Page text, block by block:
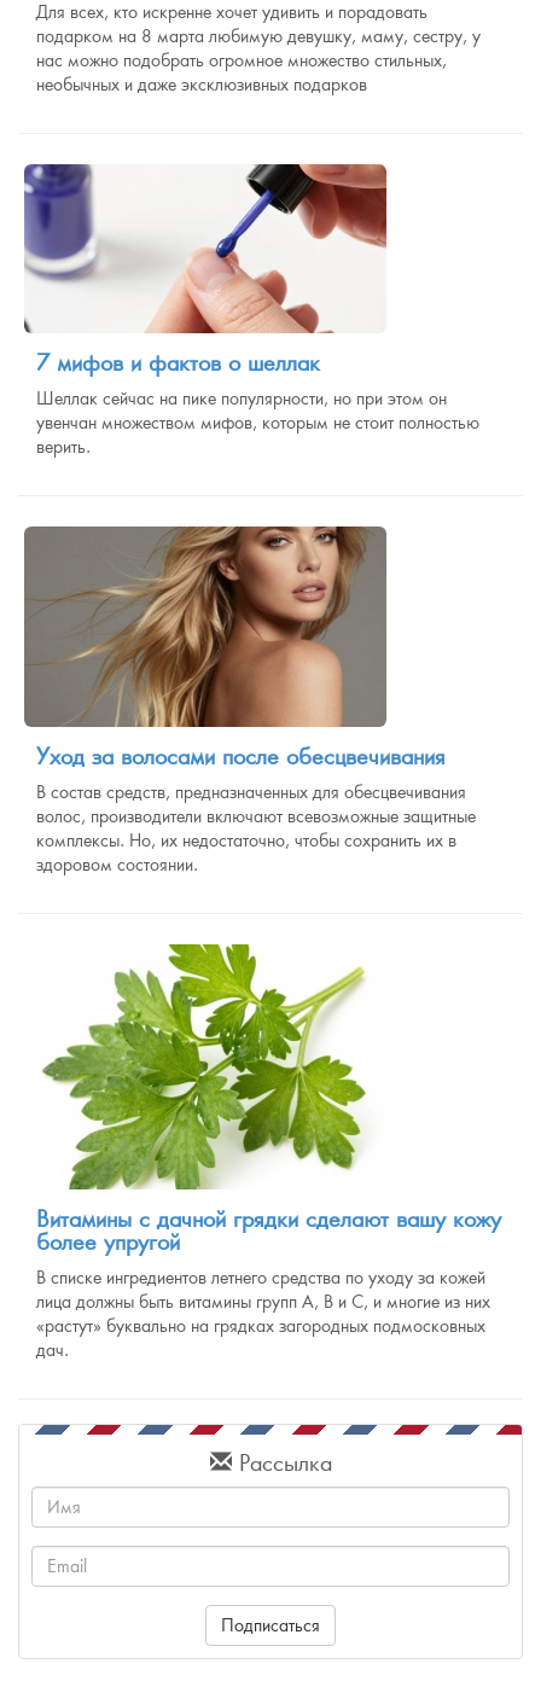
Для всех, кто искренне хочет удивить и порадовать
подарком на 8 марта любимую девушку, маму, сестру, у
нас можно подобрать огромное множество стильных,
необычных и даже эксклюзивных подарков
7 мифов и фактов о шеллак
Шеллак сейчас на пике популярности, но при этом он
увенчан множеством мифов, которым не стоит полностью
верить.
Уход за волосами после обесцвечивания
В состав средств, предназначенных для обесцвечивания
волос, производители включают всевозможные защитные
комплексы. Но, их недостаточно, чтобы сохранить их в
здоровом состоянии.
Витамины с дачной грядки сделают вашу кожу
более упругой
В списке ингредиентов летнего средства по уходу за кожей
лица должны быть витамины групп А, В и С, и многие из них
«растут» буквально на грядках загородных подмосковных
дач.
Рассылка
Подписаться